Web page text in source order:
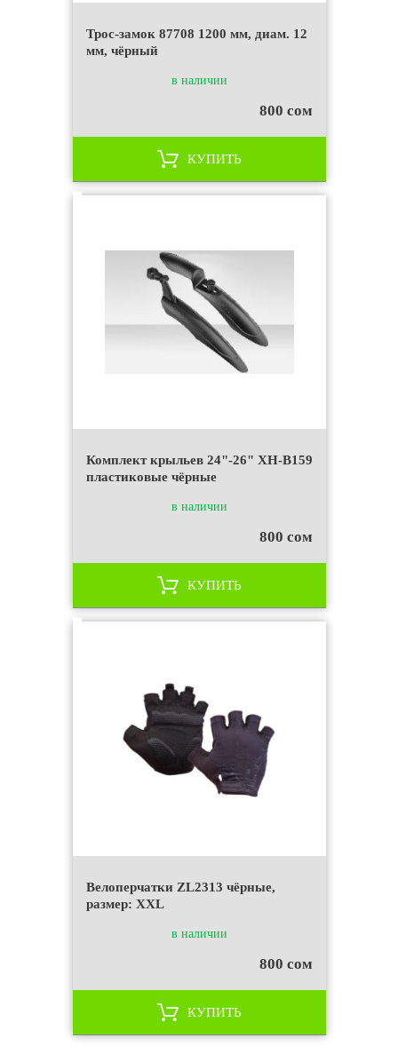
Трос-замок 87708 1200 мм, диам. 12
мм, чёрный
в наличии
800 сом
КУПИТЬ
Комплект крыльев 24"-26" XH-B159
пластиковые чёрные
в наличии
800 сом
КУПИТЬ
Велоперчатки ZL2313 чёрные,
размер: XXL
в наличии
800 сом
КУПИТЬ